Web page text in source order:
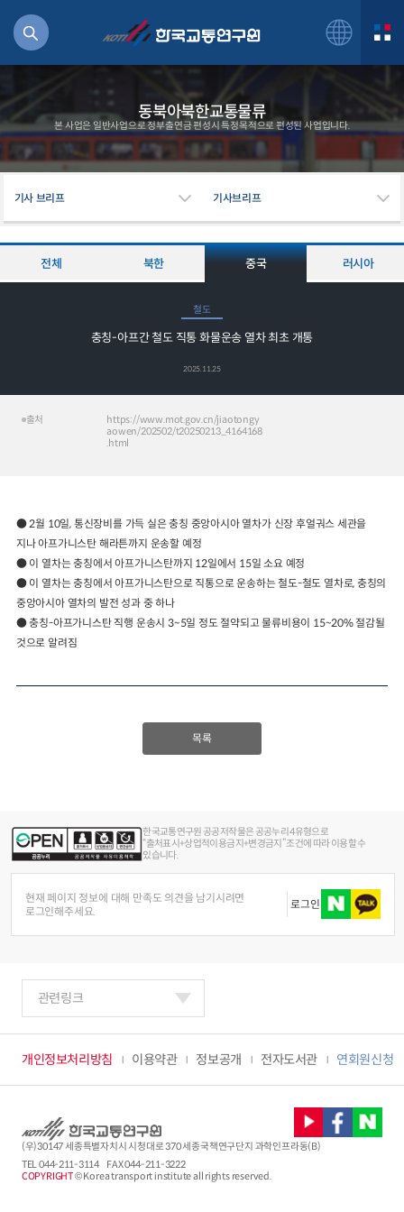
동북아북한교통물류
본 사업은 일반사업으로 정부출연금 편성시 특정목적으로 편성된 사업입니다.
기사 브리프 기사브리프
전체 북한 중국 러시아
철도
충칭-아프간 철도 직통 화물운송 열차 최초 개통
2025.11.25
출처
https://www.mot.gov.cn/jiaotongy
aowen/202502/t20250213_4164168
.html
● 2월 10일, 통신장비를 가득 실은 충칭 중앙아시아 열차가 신장 후얼궈스 세관을
지나 아프가니스탄 해라튼까지 운송할 예정
● 이 열차는 충칭에서 아프가니스탄까지 12일에서 15일 소요 예정
● 이 열차는 충칭에서 아프가니스탄으로 직통으로 운송하는 철도-철도 열차로, 충칭의
중앙아시아 열차의 발전 성과 중 하나
● 충칭-아프가니스탄 직행 운송시 3~5일 정도 절약되고 물류비용이 15~20% 절감될
것으로 알려짐
목록
한국교통연구원 공공저작물은 공공누리 4유형으로
“출처표시+상업적이용금지+변경금지” 조건에 따라 이용할 수
있습니다.
현재 페이지 정보에 대해 만족도 의견을 남기시려면
로그인해주세요.
로그인
개인정보처리방침 이용약관 정보공개 전자도서관 연회원신청
관련링크
(우)30147 세종특별자치시 시청대로 370 세종국책연구단지 과학인프라동(B)
TEL044-211-3114
FAX 044-211-3222
COPYRIGHT© Korea transport institute all rights reserved.
용
일반사업보고서
2024년 국가교통조사 및 분석
권역별통행지표
사회경제지표
교통수요예측
2024.12.31
기획도서